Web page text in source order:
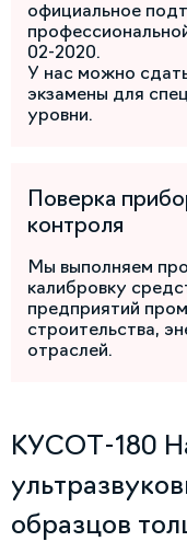
официальное
02-2020.
У нас можно
экзамены для
уровни.
Поверка
контроля
Мы выполняем
калибровку
предприятий
строительства,
отраслей.
КУСОТ-180
образцов